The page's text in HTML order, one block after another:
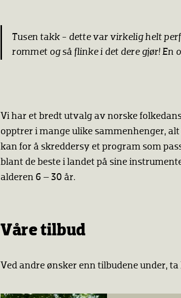
Tusen takk - dette var virkelig helt
rommet og så flinke i det dere gjør! En
Vi har et bredt utvalg av norske
opptrer i mange ulike sammenhenger,
kan for å skreddersy et program som
blant de beste i landet på sine
alderen 6 – 30 år.
Våre tilbud
Ved andre ønsker enn tilbudene under,